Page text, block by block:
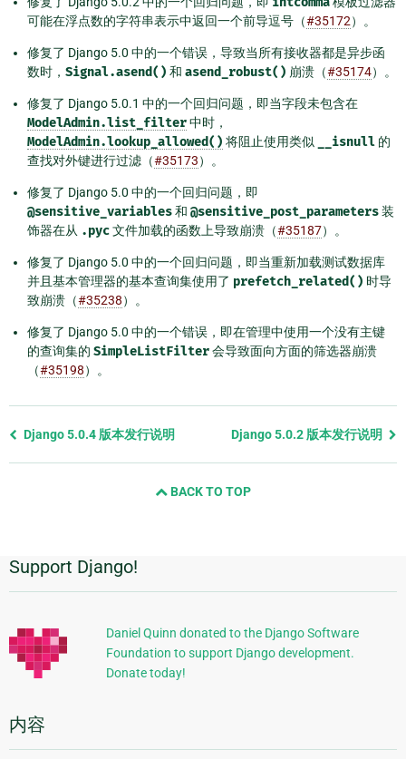
可能在浮点数的字符串表示中返回一个前导逗号（#35172）。
修复了 Django 5.0 中的一个错误，导致当所有接收器都是异步函
数时， Signal.asend() 和 asend_robust() 崩溃（#35174）。
修复了 Django 5.0.1 中的一个回归问题，即当字段未包含在
ModelAdmin.list_filter中时，
ModelAdmin.lookup_allowed() 将阻止使用类似 __isnull 的
查找对外键进行过滤（#35173）。
修复了 Django 5.0 中的一个回归问题，即
@sensitive_variables和 @sensitive_post_parameters装
饰器在从 .pyc文件加载的函数上导致崩溃（#35187）。
修复了 Django 5.0 中的一个回归问题，即当重新加载测试数据库
并且基本管理器的基本查询集使用了 prefetch_related() 时导
致崩溃（#35238）。
修复了 Django 5.0 中的一个错误，即在管理中使用一个没有主键
的查询集的 SimpleListFilter会导致面向方面的筛选器崩溃
（#35198）。
Previous
Django 5.0.4 版本发行说明 Django 5.0.2 版本发行说明
BACK TO TOP
附
加
信
息
Support Django!
Daniel Quinn donated to the Django Software
Foundation to support Django development.
Donate today!
内容